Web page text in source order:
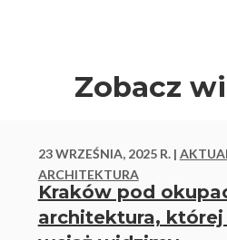
Zobacz
23 WRZEŚNIA, 2025 R. |
ARCHITEKTURA
Kraków pod
architektura, której